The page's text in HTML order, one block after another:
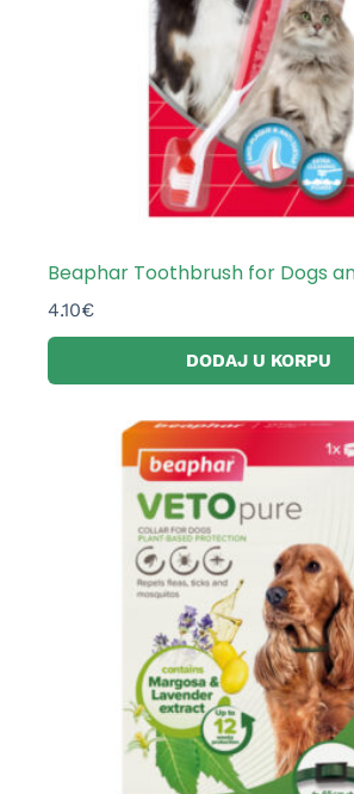
Beaphar Toothbrush for Dogs
4.10€
DODAJ U KORPU